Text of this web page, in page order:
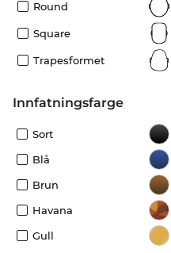
Round
Square
Trapesformet
Innfatningsfarge
Sort
Blå
Brun
Havana
Gull